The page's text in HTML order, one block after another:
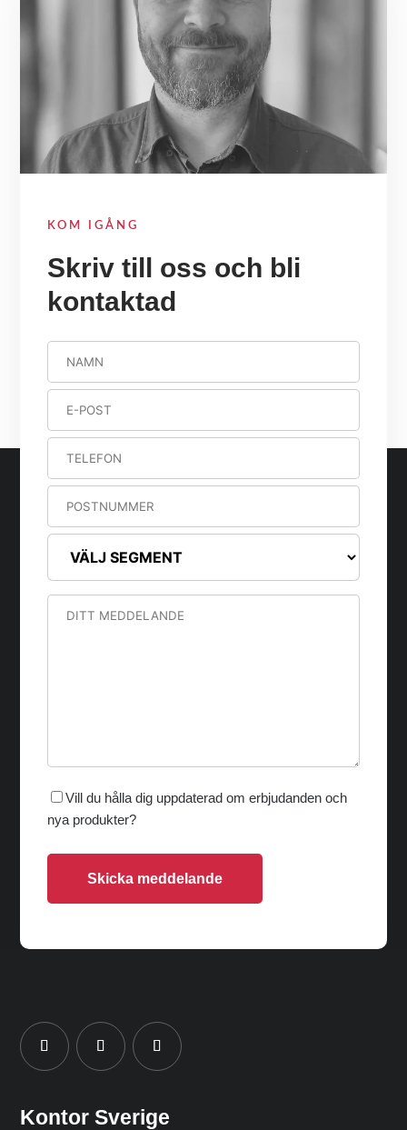
KOM IGÅNG
Skriv till oss och bli
kontaktad
Vill du hålla dig uppdaterad om erbjudanden och
nya produkter?
Skicka meddelande
Kontor Sverige